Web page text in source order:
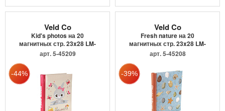
Veld Co
Kid's photos на 20
магнитных стр. 23x28 LM-
SA10 ...
арт. 5-45209
Veld Co
Fresh nature на 20
магнитных стр. 23x28 LM-
SA10 ...
арт. 5-45208